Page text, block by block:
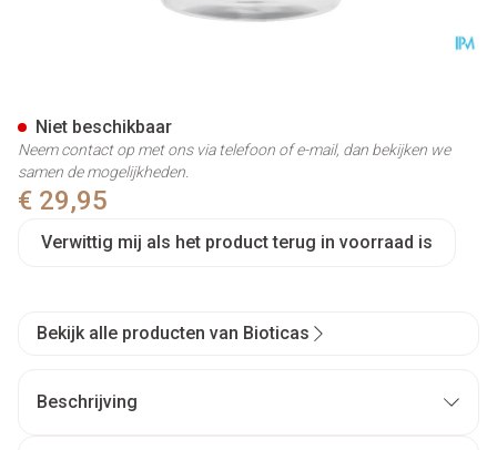
€ 29,95
Verwittig mij als het product terug in voorraad is
Niet beschikbaar
Neem contact op met ons via telefoon of e-mail, dan bekijken we
samen de mogelijkheden.
Bekijk alle producten van Bioticas
Beschrijving